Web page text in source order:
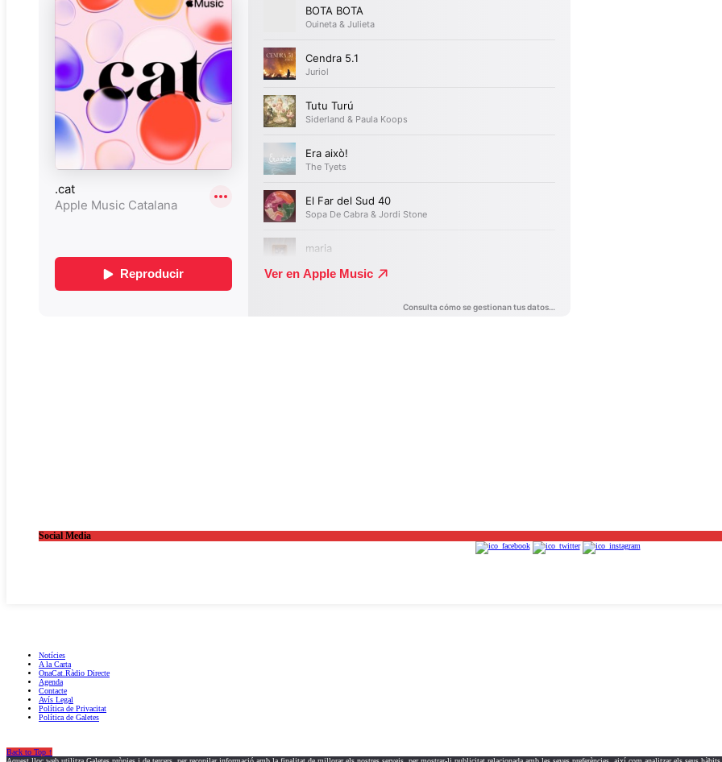
Social Media
Notícies
A la Carta
OnaCat.Ràdio Directe
Agenda
Contacte
Avís Legal
Política de Privacitat
Política de Galetes
Back to Top ↑